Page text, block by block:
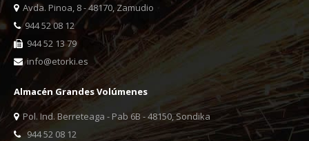
Avda. Pinoa, 8 - 48170, Zamudio
944 52 08 12
944 52 13 79
info@etorki.es
Almacén Grandes Volúmenes
Pol. Ind. Berreteaga - Pab 6B - 48150, Sondika
944 52 08 12